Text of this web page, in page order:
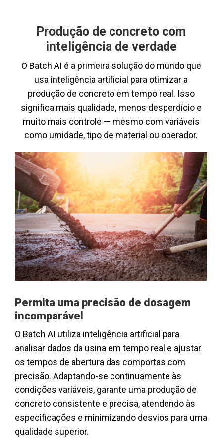
Produção de concreto com
inteligência de verdade
O Batch AI é a primeira solução do mundo que
usa inteligência artificial para otimizar a
produção de concreto em tempo real. Isso
significa mais qualidade, menos desperdício e
muito mais controle — mesmo com variáveis
como umidade, tipo de material ou operador.
Permita uma precisão de dosagem
incomparável
O Batch AI utiliza inteligência artificial para
analisar dados da usina em tempo real e ajustar
os tempos de abertura das comportas com
precisão. Adaptando-se continuamente às
condições variáveis, garante uma produção de
concreto consistente e precisa, atendendo às
especificações e minimizando desvios para uma
qualidade superior.